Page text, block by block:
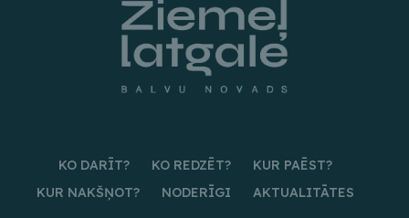
KO DARĪT? KO REDZĒT?
KUR PAĒST?
KUR NAKŠŅOT?
NODERĪGI AKTUALITĀTES